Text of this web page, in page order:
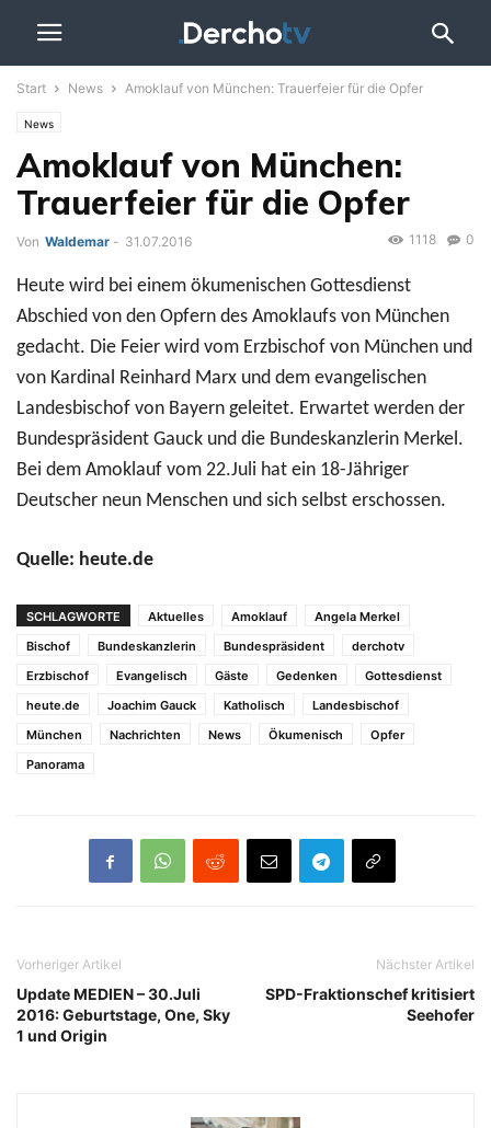
Start News Amoklauf von München: Trauerfeier für die Opfer
News
Amoklauf von München:
Trauerfeier für die Opfer
Von Waldemar - 31.07.2016 0
1118
Heute wird bei einem ökumenischen Gottesdienst
Abschied von den Opfern des Amoklaufs von München
gedacht. Die Feier wird vom Erzbischof von München und
von Kardinal Reinhard Marx und dem evangelischen
Landesbischof von Bayern geleitet. Erwartet werden der
Bundespräsident Gauck und die Bundeskanzlerin Merkel.
Bei dem Amoklauf vom 22.Juli hat ein 18-Jähriger
Deutscher neun Menschen und sich selbst erschossen.
Quelle: heute.de
SCHLAGWORTE Aktuelles Amoklauf
Angela Merkel
Bischof
Bundeskanzlerin Bundespräsident
derchotv
Erzbischof
Evangelisch Gäste Gedenken
Gottesdienst
heute.de
Joachim Gauck Katholisch
Landesbischof
München
Nachrichten News Ökumenisch
Opfer
Panorama
Vorheriger Artikel
Update MEDIEN – 30.Juli
2016: Geburtstage, One, Sky
1 und Origin
Nächster Artikel
SPD-Fraktionschef kritisiert
Seehofer